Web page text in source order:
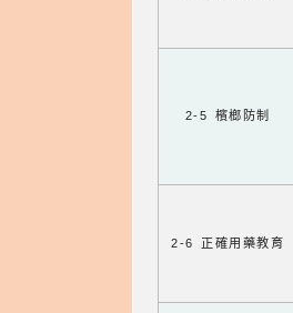
2-5 檳榔防制
2-6 正確用藥教育